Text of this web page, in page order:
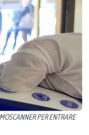
PER ENTRARE